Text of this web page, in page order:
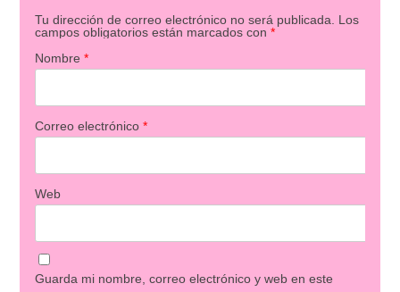
Tu dirección de correo electrónico no será publicada. Los
campos obligatorios están marcados con *
Nombre *
Correo electrónico *
Web
Guarda mi nombre, correo electrónico y web en este